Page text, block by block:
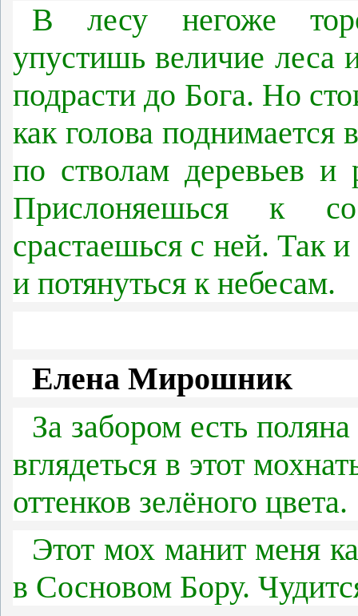
В лесу негоже
упустишь величие леса
подрасти до Бога. Но
как голова поднимается
по стволам деревьев и
Прислоняешься к
срастаешься с ней. Так
и потянуться к небесам.
Елена Мирошник
За забором есть
вглядеться в этот
оттенков зелёного цвета.
Этот мох манит меня
в Сосновом Бору.